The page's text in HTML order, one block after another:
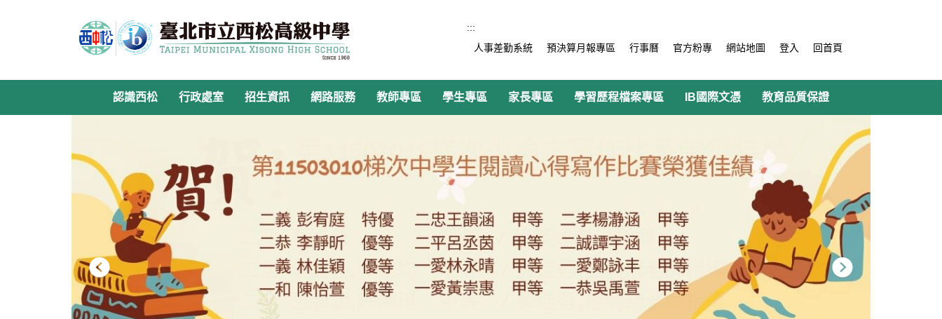
容
:::
人事差勤系統
預決算月報專區 行事曆 官方粉專 網站地圖 登入 回首頁
認識西松 行政處室 招生資訊 網路服務 教師專區 學生專區 家長專區 學習歷程檔案專區 IB國際文憑 教育品質保證